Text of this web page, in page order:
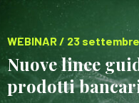
WEBINAR / 23 settembre
Nuove linee
prodotti